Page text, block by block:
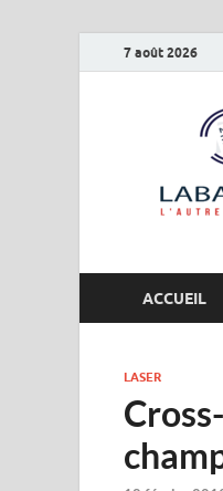
7 août 2026
ACCUEIL
LASER